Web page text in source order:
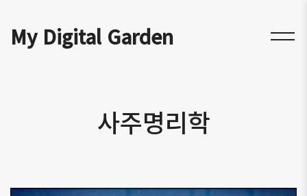
My Digital Garden
사주명리학